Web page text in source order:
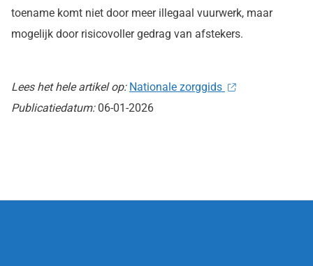
toename komt niet door meer illegaal vuurwerk, maar
mogelijk door risicovoller gedrag van afstekers.
Lees het hele artikel op: Nationale zorggids
Publicatiedatum: 06-01-2026